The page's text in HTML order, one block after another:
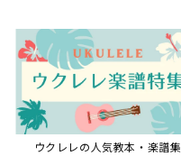
ウクレレの人気教本・楽譜集